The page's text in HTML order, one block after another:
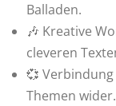
Balladen.
🎶 Kreative
cleveren
💞
Themen wider.